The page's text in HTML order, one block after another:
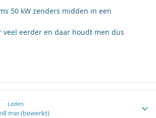
50 kW zenders midden in een
veel eerder en daar houdt men dus
Leden
8 mei(bewerkt)